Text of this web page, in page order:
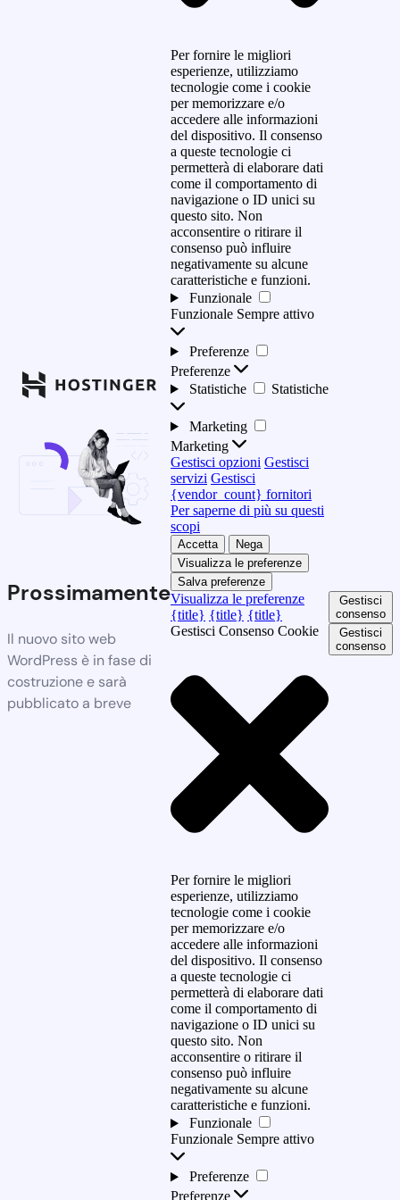
Prossimamente
Il nuovo sito web
WordPress è in fase di
costruzione e sarà
pubblicato a breve
Per fornire le migliori
esperienze, utilizziamo
tecnologie come i cookie
per memorizzare e/o
accedere alle informazioni
del dispositivo. Il consenso
a queste tecnologie ci
permetterà di elaborare dati
come il comportamento di
navigazione o ID unici su
questo sito. Non
acconsentire o ritirare il
consenso può influire
negativamente su alcune
caratteristiche e funzioni.
Funzionale
Funzionale Sempre attivo
Preferenze
Preferenze
Statistiche
Statistiche
Marketing
Marketing
Gestisci opzioni Gestisci
servizi Gestisci
{vendor_count} fornitori
Per saperne di più su questi
scopi
Accetta
Nega
Visualizza le preferenze
Salva preferenze
Visualizza le preferenze
{title} {title} {title}
Gestisci Consenso Cookie
Per fornire le migliori
esperienze, utilizziamo
tecnologie come i cookie
per memorizzare e/o
accedere alle informazioni
del dispositivo. Il consenso
a queste tecnologie ci
permetterà di elaborare dati
come il comportamento di
navigazione o ID unici su
questo sito. Non
acconsentire o ritirare il
consenso può influire
negativamente su alcune
caratteristiche e funzioni.
Funzionale
Funzionale Sempre attivo
Preferenze
Preferenze
Gestisci
consenso
Gestisci
consenso